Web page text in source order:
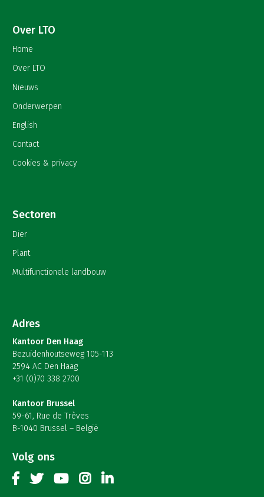
Over LTO
Home
Over LTO
Nieuws
Onderwerpen
English
Contact
Cookies & privacy
Sectoren
Dier
Plant
Multifunctionele landbouw
Adres
Kantoor Den Haag
Bezuidenhoutseweg 105-113
2594 AC Den Haag
+31 (0)70 338 2700
Kantoor Brussel
59-61, Rue de Trèves
B-1040 Brussel – België
Volg ons